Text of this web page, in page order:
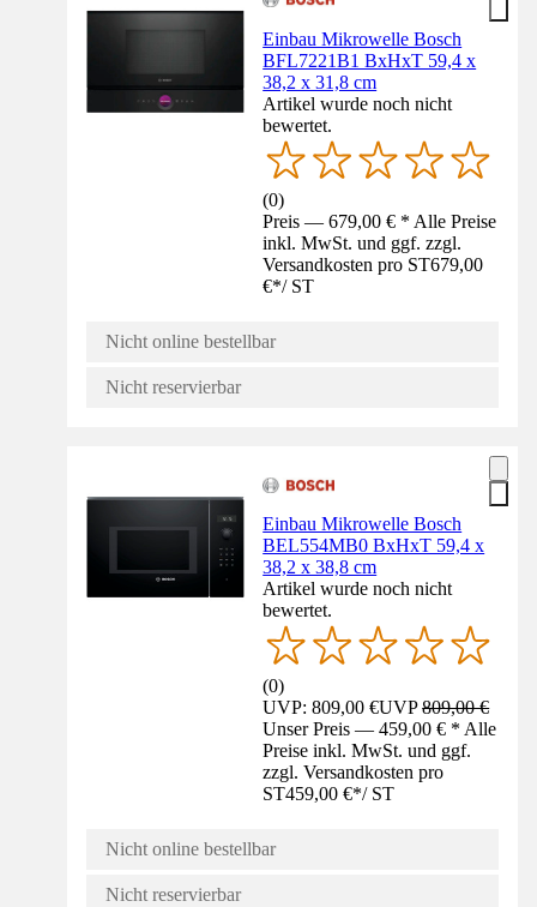
Einbau Mikrowelle Bosch
BFL7221B1 BxHxT 59,4 x
38,2 x 31,8 cm
Artikel wurde noch nicht
bewertet.
(0)
Preis — 679,00 € * Alle Preise
inkl. MwSt. und ggf. zzgl.
Versandkosten pro ST679,00
€*/ ST
Nicht online bestellbar
Nicht reservierbar
Einbau Mikrowelle Bosch
BEL554MB0 BxHxT 59,4 x
38,2 x 38,8 cm
Artikel wurde noch nicht
bewertet.
(0)
UVP: 809,00 €UVP809,00 €
Unser Preis — 459,00 € * Alle
Preise inkl. MwSt. und ggf.
zzgl. Versandkosten pro
ST459,00 €*/ ST
Nicht online bestellbar
Nicht reservierbar